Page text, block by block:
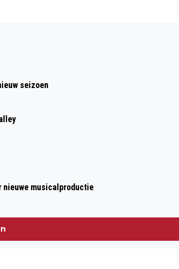
seizoen
nieuwe musicalproductie